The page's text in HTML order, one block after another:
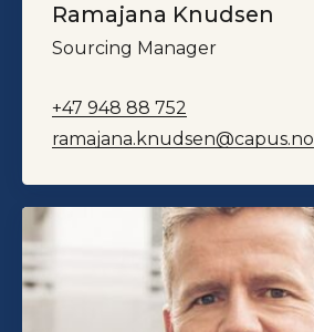
Ramajana Knudsen
Sourcing Manager
+47 948 88 752
ramajana.knudsen@capus.no